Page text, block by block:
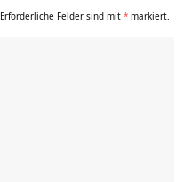
Erforderliche Felder sind mit * markiert.